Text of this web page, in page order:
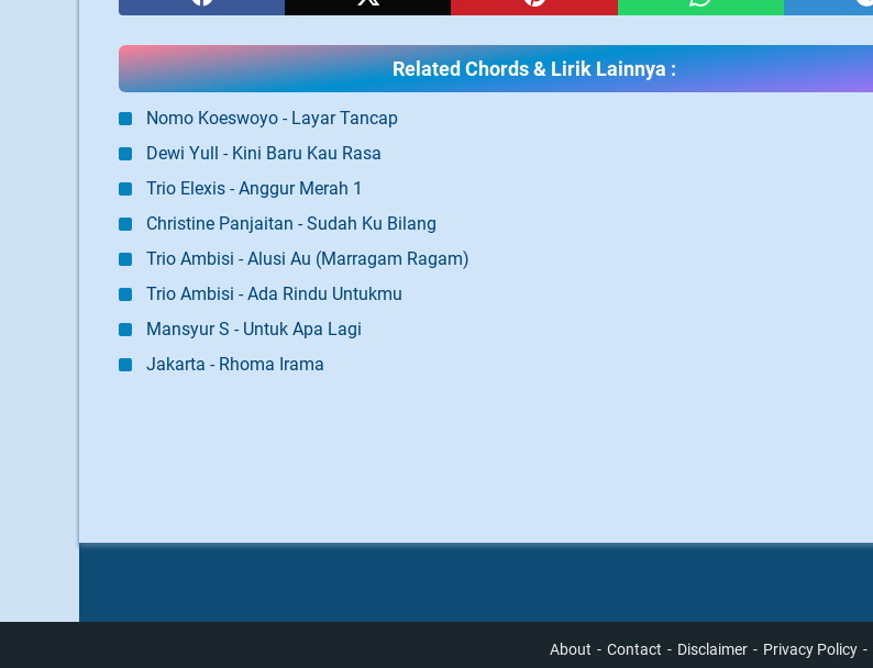
Related Chords & Lirik Lainnya :
Nomo Koeswoyo - Layar Tancap
Dewi Yull - Kini Baru Kau Rasa
Trio Elexis - Anggur Merah 1
Christine Panjaitan - Sudah Ku Bilang
Trio Ambisi - Alusi Au (Marragam Ragam)
Trio Ambisi - Ada Rindu Untukmu
Mansyur S - Untuk Apa Lagi
Jakarta - Rhoma Irama
About Contact Disclaimer Privacy Policy